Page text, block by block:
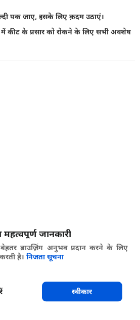
पक जाए, इसके लिए क़दम उठाएं।
कीट के प्रसार को रोकने के लिए सभी अवशेष
जानकारी
ब्राउज़िंग अनुभव प्रदान करने के लिए
है। निजता सूचना
स्वीकार